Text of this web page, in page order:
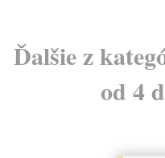
Ďalšie z
od 4